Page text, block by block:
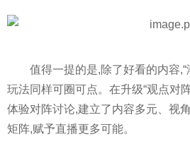
值得一提的是,除了好看的内容
玩法同样可圈可点。在升级“观点对
体验对阵讨论,建立了内容多元、视
矩阵,赋予直播更多可能。